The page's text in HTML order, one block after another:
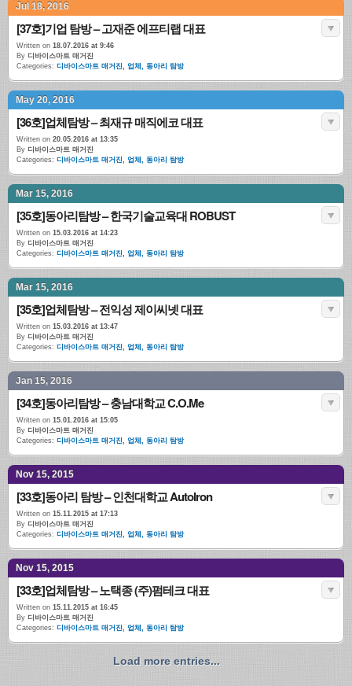
Jul 18, 2016
[37호]기업 탐방 – 고재준 에프티랩 대표
Written on 18.07.2016 at 9:46
By 디바이스마트 매거진
Categories: 디바이스마트 매거진, 업체, 동아리 탐방
May 20, 2016
[36호]업체탐방 – 최재규 매직에코 대표
Written on 20.05.2016 at 13:35
By 디바이스마트 매거진
Categories: 디바이스마트 매거진, 업체, 동아리 탐방
Mar 15, 2016
[35호]동아리탐방 – 한국기술교육대 ROBUST
Written on 15.03.2016 at 14:23
By 디바이스마트 매거진
Categories: 디바이스마트 매거진, 업체, 동아리 탐방
Mar 15, 2016
[35호]업체탐방 – 전익성 제이씨넷 대표
Written on 15.03.2016 at 13:47
By 디바이스마트 매거진
Categories: 디바이스마트 매거진, 업체, 동아리 탐방
Jan 15, 2016
[34호]동아리탐방 – 충남대학교 C.O.Me
Written on 15.01.2016 at 15:05
By 디바이스마트 매거진
Categories: 디바이스마트 매거진, 업체, 동아리 탐방
Nov 15, 2015
[33호]동아리 탐방 – 인천대학교 AutoIron
Written on 15.11.2015 at 17:13
By 디바이스마트 매거진
Categories: 디바이스마트 매거진, 업체, 동아리 탐방
Nov 15, 2015
[33호]업체탐방 – 노택종 (주)펌테크 대표
Written on 15.11.2015 at 16:45
By 디바이스마트 매거진
Categories: 디바이스마트 매거진, 업체, 동아리 탐방
Load more entries...